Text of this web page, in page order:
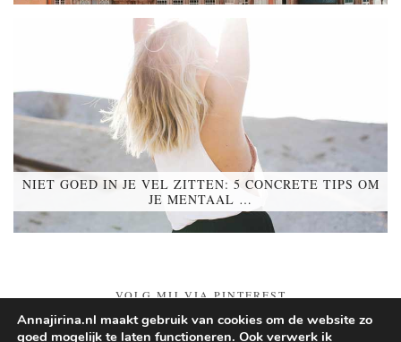
NIET GOED IN JE VEL ZITTEN: 5 CONCRETE TIPS OM
JE MENTAAL …
VOLG MIJ VIA PINTEREST
Annajirina.nl maakt gebruik van cookies om de website zo
goed mogelijk te laten functioneren. Ook verwerk ik